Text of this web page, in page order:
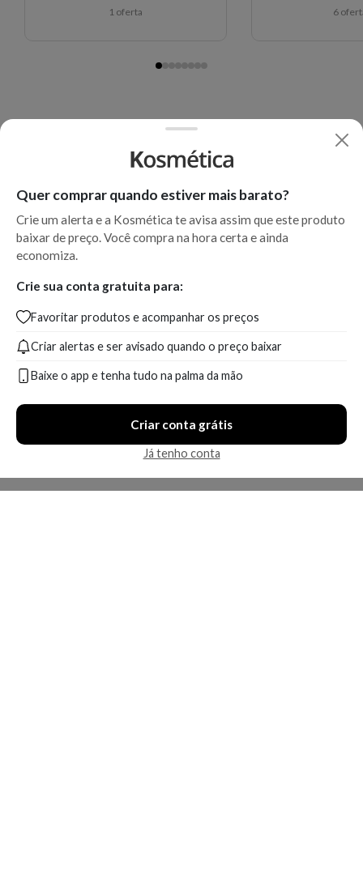
1 oferta 6
Quer comprar quando estiver mais barato?
Crie um alerta e a Kosmética te avisa assim que este produto
baixar de preço. Você compra na hora certa e ainda
economiza.
Crie sua conta gratuita para:
Favoritar produtos e acompanhar os preços
Criar alertas e ser avisado quando o preço baixar
Baixe o app e tenha tudo na palma da mão
Criar conta grátis
Já tenho conta